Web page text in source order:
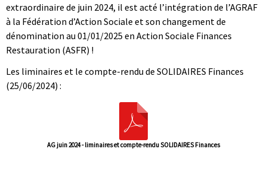
extraordinaire de juin 2024, il est acté l’intégration de l’AGRAF
à la Fédération d’Action Sociale et son changement de
dénomination au 01/01/2025 en Action Sociale Finances
Restauration (ASFR) !
Les liminaires et le compte-rendu de SOLIDAIRES Finances
(25/06/2024) :
AG juin 2024 - liminaires et compte-rendu SOLIDAIRES Finances